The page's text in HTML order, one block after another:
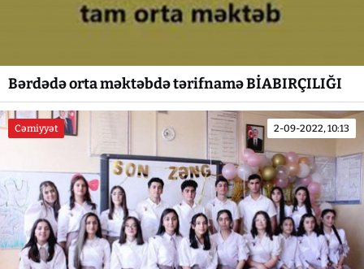
Bərdədə orta məktəbdə tərifnamə BİABIRÇILIĞI
Cəmiyyət 2-09-2022, 10:13